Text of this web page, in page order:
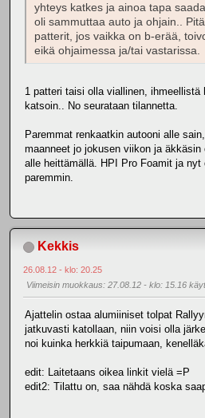
yhteys katkes ja ainoa tapa
oli sammuttaa auto ja ohjain..
patterit, jos vaikka on b-erää,
eikä ohjaimessa ja/tai vastarissa.
1 patteri taisi olla viallinen,
katsoin.. No seurataan tilannetta.
Paremmat renkaatkin autooni alle
maanneet jo jokusen viikon ja äkkäsin
alle heittämällä. HPI Pro Foamit ja nyt
paremmin.
Kekkis
26.08.12 - klo: 20.25
Viimeisin muokkaus: 27.08.12 - klo: 15.16
Ajattelin ostaa alumiiniset tolpat
jatkuvasti katollaan, niin voisi olla
noi kuinka herkkiä taipumaan,
edit: Laitetaans oikea linkit vielä =P
edit2: Tilattu on, saa nähdä koska